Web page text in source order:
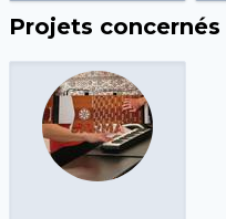
Projets concernés